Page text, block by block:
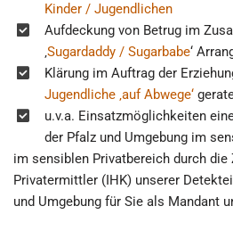
Kinder / Jugendlichen
Aufdeckung von Betrug im
‚Sugardaddy / Sugarbabe‘
Klärung im Auftrag der
Jugendliche ‚auf Abwege‘
u.v.a. Einsatzmöglichkeiten
der Pfalz und Umgebung im
im sensiblen Privatbereich durch die
Privatermittler (IHK) unserer
und Umgebung für Sie als Mandant